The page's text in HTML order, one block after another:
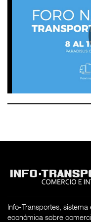
Info-Transportes,
económica sobre